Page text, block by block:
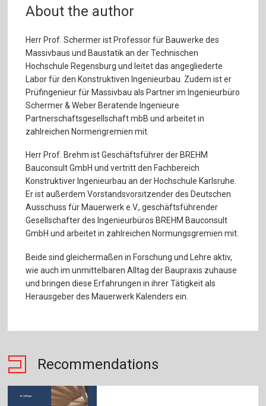
About the author
Herr Prof. Schermer ist Professor für Bauwerke des
Massivbaus und Baustatik an der Technischen
Hochschule Regensburg und leitet das angegliederte
Labor für den Konstruktiven Ingenieurbau. Zudem ist er
Prüfingenieur für Massivbau als Partner im Ingenieurbüro
Schermer & Weber Beratende Ingenieure
Partnerschaftsgesellschaft mbB und arbeitet in
zahlreichen Normengremien mit.
Herr Prof. Brehm ist Geschäftsführer der BREHM
Bauconsult GmbH und vertritt den Fachbereich
Konstruktiver Ingenieurbau an der Hochschule Karlsruhe.
Er ist außerdem Vorstandsvorsitzender des Deutschen
Ausschuss für Mauerwerk e.V., geschäftsführender
Gesellschafter des Ingenieurbüros BREHM Bauconsult
GmbH und arbeitet in zahlreichen Normungsgremien mit.
Beide sind gleichermaßen in Forschung und Lehre aktiv,
wie auch im unmittelbaren Alltag der Baupraxis zuhause
und bringen diese Erfahrungen in ihrer Tätigkeit als
Herausgeber des Mauerwerk Kalenders ein.
Recommendations